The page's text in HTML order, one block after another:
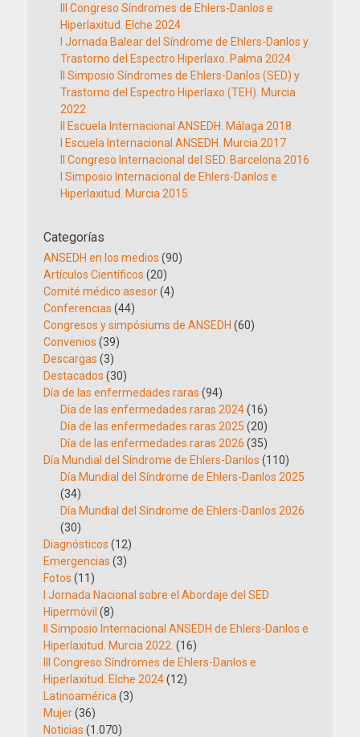
III Congreso Síndromes de Ehlers-Danlos e
Hiperlaxitud. Elche 2024
I Jornada Balear del Síndrome de Ehlers-Danlos y
Trastorno del Espectro Hiperlaxo. Palma 2024
II Simposio Síndromes de Ehlers-Danlos (SED) y
Trastorno del Espectro Hiperlaxo (TEH). Murcia
2022
II Escuela Internacional ANSEDH. Málaga 2018
I Escuela Internacional ANSEDH. Murcia 2017
II Congreso Internacional del SED. Barcelona 2016
I Simposio Internacional de Ehlers-Danlos e
Hiperlaxitud. Murcia 2015
Categorías
ANSEDH en los medios (90)
Artículos Científicos (20)
Comité médico asesor(4)
Conferencias (44)
Congresos y simpósiums de ANSEDH (60)
Convenios (39)
Descargas (3)
Destacados (30)
Día de las enfermedades raras (94)
Día de las enfermedades raras 2024(16)
Día de las enfermedades raras 2025 (20)
Día de las enfermedades raras 2026 (35)
Día Mundial del Síndrome de Ehlers-Danlos (110)
Día Mundial del Síndrome de Ehlers-Danlos 2025
(34)
Día Mundial del Síndrome de Ehlers-Danlos 2026
(30)
Diagnósticos (12)
Emergencias (3)
Fotos (11)
I Jornada Nacional sobre el Abordaje del SED
Hipermóvil (8)
II Simposio Internacional ANSEDH de Ehlers-Danlos e
Hiperlaxitud. Murcia 2022. (16)
III Congreso Síndromes de Ehlers-Danlos e
Hiperlaxitud. Elche 2024(12)
Latinoamérica (3)
Mujer(36)
Noticias (1.070)